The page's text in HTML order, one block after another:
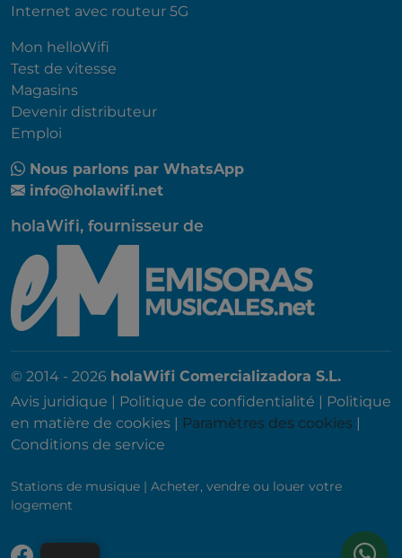
Internet avec routeur 5G
Mon helloWifi
Test de vitesse
Magasins
Devenir distributeur
Emploi
Nous parlons par WhatsApp
info@holawifi.net
holaWifi, fournisseur de
© 2014 - 2026 holaWifi Comercializadora S.L.
Avis juridique
Politique de confidentialité
Politique
en matière de cookies
Paramètres des cookies
Conditions de service
Stations de musique | Acheter, vendre ou louer votre
logement